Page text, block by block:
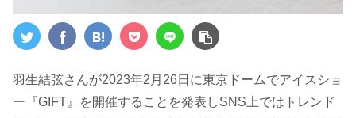
羽生結弦さんが2023年2月26日に東京ドームでアイスショ
ー『GIFT』を開催することを発表しSNS上ではトレンド